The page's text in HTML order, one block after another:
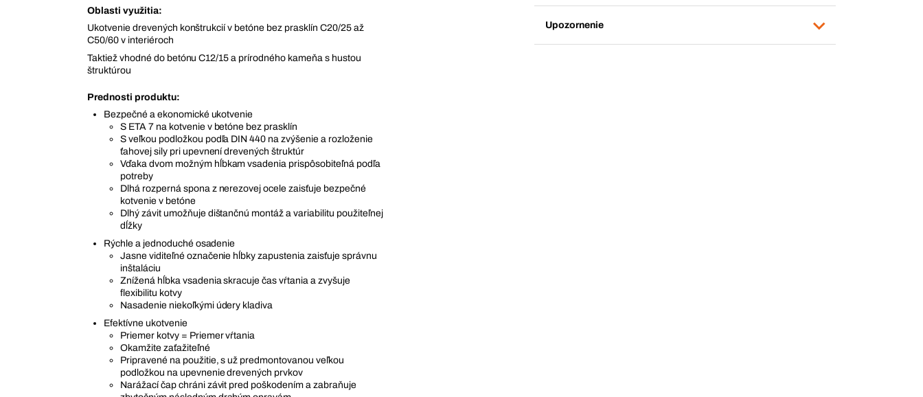
Oblasti využitia:
Ukotvenie drevených konštrukcií v betóne bez prasklín C20/25 až
C50/60 v interiéroch
Taktiež vhodné do betónu C12/15 a prírodného kameňa s hustou
štruktúrou
Prednosti produktu:
Bezpečné a ekonomické ukotvenie
S ETA 7 na kotvenie v betóne bez prasklín
S veľkou podložkou podľa DIN 440 na zvýšenie a rozloženie
ťahovej sily pri upevnení drevených štruktúr
Vďaka dvom možným hĺbkam vsadenia prispôsobiteľná podľa
potreby
Dlhá rozperná spona z nerezovej ocele zaisťuje bezpečné
kotvenie v betóne
Dlhý závit umožňuje dištančnú montáž a variabilitu použiteľnej
dĺžky
Rýchle a jednoduché osadenie
Jasne viditeľné označenie hĺbky zapustenia zaisťuje správnu
inštaláciu
Znížená hĺbka vsadenia skracuje čas vŕtania a zvyšuje
flexibilitu kotvy
Nasadenie niekoľkými údery kladiva
Efektívne ukotvenie
Priemer kotvy = Priemer vŕtania
Okamžite zaťažiteľné
Pripravené na použitie, s už predmontovanou veľkou
podložkou na upevnenie drevených prvkov
Narážací čap chráni závit pred poškodením a zabraňuje
Upozornenie